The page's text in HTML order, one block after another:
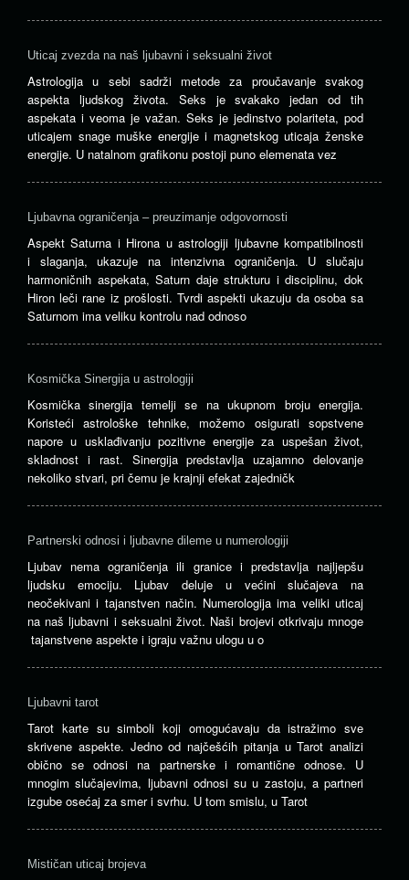
Uticaj zvezda na naš ljubavni i seksualni život
Astrologija u sebi sadrži metode za proučavanje svakog
aspekta ljudskog života. Seks je svakako jedan od tih
aspekata i veoma je važan. Seks je jedinstvo polariteta, pod
uticajem snage muške energije i magnetskog uticaja ženske
energije. U natalnom grafikonu postoji puno elemenata vez
Ljubavna ograničenja – preuzimanje odgovornosti
Aspekt Saturna i Hirona u astrologiji ljubavne kompatibilnosti
i slaganja, ukazuje na intenzivna ograničenja. U slučaju
harmoničnih aspekata, Saturn daje strukturu i disciplinu, dok
Hiron leči rane iz prošlosti. Tvrdi aspekti ukazuju da osoba sa
Saturnom ima veliku kontrolu nad odnoso
Kosmička Sinergija u astrologiji
Kosmička sinergija temelji se na ukupnom broju energija.
Koristeći astrološke tehnike, možemo osigurati sopstvene
napore u usklađivanju pozitivne energije za uspešan život,
skladnost i rast. Sinergija predstavlja uzajamno delovanje
nekoliko stvari, pri čemu je krajnji efekat zajedničk
Partnerski odnosi i ljubavne dileme u numerologiji
Ljubav nema ograničenja ili granice i predstavlja najljepšu
ljudsku emociju. Ljubav deluje u većini slučajeva na
neočekivani i tajanstven način. Numerologija ima veliki uticaj
na naš ljubavni i seksualni život. Naši brojevi otkrivaju mnoge
tajanstvene aspekte i igraju važnu ulogu u o
Ljubavni tarot
Tarot karte su simboli koji omogućavaju da istražimo sve
skrivene aspekte. Jedno od najčešćih pitanja u Tarot analizi
obično se odnosi na partnerske i romantične odnose. U
mnogim slučajevima, ljubavni odnosi su u zastoju, a partneri
izgube osećaj za smer i svrhu. U tom smislu, u Tarot
Mističan uticaj brojeva